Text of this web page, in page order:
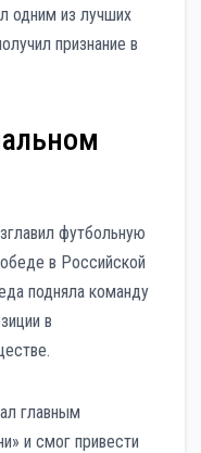
одним из лучших
признание в
футбольную
в Российской
подняла команду
в
главным
и смог привести